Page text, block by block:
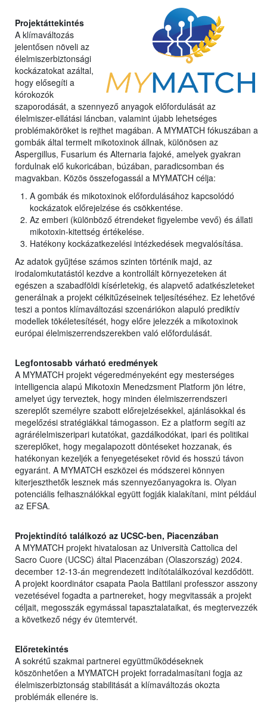
Projektáttekintés
A klímaváltozás
jelentősen növeli az
élelmiszerbiztonsági
kockázatokat azáltal,
hogy elősegíti a
kórokozók
szaporodását, a szennyező anyagok előfordulását az
élelmiszer-ellátási láncban, valamint újabb lehetséges
problémaköröket is rejthet magában. A MYMATCH fókuszában a
gombák által termelt mikotoxinok állnak, különösen az
Aspergillus, Fusarium és Alternaria fajoké, amelyek gyakran
fordulnak elő kukoricában, búzában, paradicsomban és
magvakban. Közös összefogassál a MYMATCH célja:
A gombák és mikotoxinok előfordulásához kapcsolódó
kockázatok előrejelzése és csökkentése.
Az emberi (különböző étrendeket figyelembe vevő) és állati
mikotoxin-kitettség értékelése.
Hatékony kockázatkezelési intézkedések megvalósítása.
Az adatok gyűjtése számos szinten történik majd, az
irodalomkutatástól kezdve a kontrollált környezeteken át
egészen a szabadföldi kísérletekig, és alapvető adatkészleteket
generálnak a projekt célkitűzéseinek teljesítéséhez. Ez lehetővé
teszi a pontos klímaváltozási szcenáriókon alapuló prediktív
modellek tökéletesítését, hogy előre jelezzék a mikotoxinok
európai élelmiszerrendszerekben való előfordulását.
Legfontosabb várható eredmények
A MYMATCH projekt végeredményeként egy mesterséges
intelligencia alapú Mikotoxin Menedzsment Platform jön létre,
amelyet úgy terveztek, hogy minden élelmiszerrendszeri
szereplőt személyre szabott előrejelzésekkel, ajánlásokkal és
megelőzési stratégiákkal támogasson. Ez a platform segíti az
agrárélelmiszeripari kutatókat, gazdálkodókat, ipari és politikai
szereplőket, hogy megalapozott döntéseket hozzanak, és
hatékonyan kezeljék a fenyegetéseket rövid és hosszú távon
egyaránt. A MYMATCH eszközei és módszerei könnyen
kiterjeszthetők lesznek más szennyezőanyagokra is. Olyan
potenciális felhasználókkal együtt fogják kialakítani, mint például
az EFSA.
Projektindító találkozó az UCSC-ben, Piacenzában
A MYMATCH projekt hivatalosan az Università Cattolica del
Sacro Cuore (UCSC) által Piacenzában (Olaszország) 2024.
december 12-13-án megrendezett indítótalálkozóval kezdődött.
A projekt koordinátor csapata Paola Battilani professzor asszony
vezetésével fogadta a partnereket, hogy megvitassák a projekt
céljait, megosszák egymással tapasztalataikat, és megtervezzék
a következő négy év ütemtervét.
Előretekintés
A sokrétű szakmai partnerei együttműködéseknek
köszönhetően a MYMATCH projekt forradalmasítani fogja az
élelmiszerbiztonság stabilitását a klímaváltozás okozta
problémák ellenére is.